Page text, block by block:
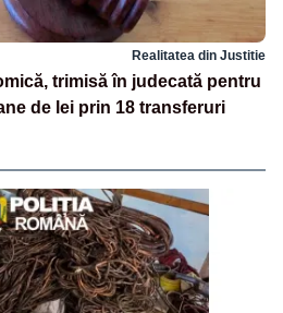
Realitatea din Justitie
trimisă în judecată pentru
de lei prin 18 transferuri